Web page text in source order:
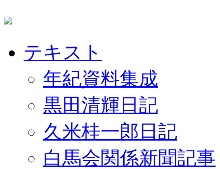
テキスト
年紀資料集成
黒田清輝日記
久米桂一郎日記
白馬会関係新聞記事